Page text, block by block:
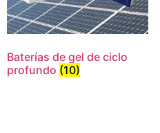
Baterías de gel de ciclo
profundo (10)